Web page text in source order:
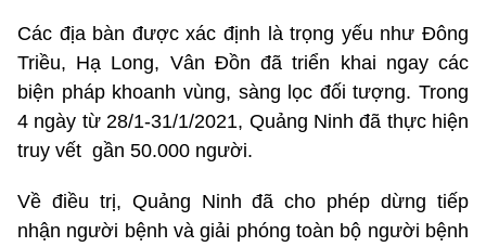
Các địa bàn được xác định là trọng yếu như Đông
Triều, Hạ Long, Vân Đồn đã triển khai ngay các
biện pháp khoanh vùng, sàng lọc đối tượng. Trong
4 ngày từ 28/1-31/1/2021, Quảng Ninh đã thực hiện
truy vết gần 50.000 người.
Về điều trị, Quảng Ninh đã cho phép dừng tiếp
nhận người bệnh và giải phóng toàn bộ người bệnh